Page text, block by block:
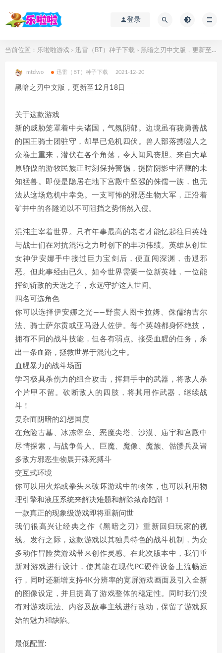
登录
当前位置： 乐啦啦游戏 > 迅雷（BT）种子下载 > 黑暗之刃中文版，更新至12月18日
mtdwo 迅雷（BT）种子下载 2021-12-20
黑暗之刃中文版，更新至12月18日
关于这款游戏
新的威胁笼罩着中央诸国，气氛阴郁。边境虽有骁勇善战
的国王骑士团驻守，却早已危机四伏。兽人部落携噬人之
众卷土重来，潜伏在各个角落，令人闻风丧胆。来自大草
原骄傲的游牧民族正时刻保持警惕，提防阴影中潜藏的未
知猛兽。即便是隐居在地下宫殿中坚强的侏儒一族，也无
法从这场危机中幸免。一支可怖的邪恶生物大军，正沿着
矿井中的各隧道以不可阻挡之势悄然入侵。
混沌主宰着世界。只有年事最高的老者才能忆起往日英雄
与战士们在对抗混沌之力时创下的丰功伟绩。英雄从创世
女神伊安娜手中接过巨力宝剑后，便直闯深渊，击退邪
恶。但此事经由已久。如今世界需要一位新英雄，一位能
挥剑斩敌的天选之子，永远守护这人世间。
四名可选角色
你可以选择伊安娜之光——野蛮人图卡拉姆、侏儒纳吉尔
法、骑士萨尔贡或亚马逊人佐伊。每个英雄都身怀绝技，
拥有不同的战斗技能，但各有弱点。接受血腥的任务，杀
出一条血路，拯救世界于混沌之中。
血腥暴力的战斗场面
学习极具杀伤力的组合攻击，挥舞手中的武器，将敌人杀
个片甲不留。砍断敌人的四肢，将其用作武器，继续战
斗！
复杂而阴暗的幻想国度
在危险古墓、冰冻堡垒、恶魔尖塔、沙漠、庙宇和宫殿中
尽情探索，与战争兽人、巨魔、魔像、魔族、骷髅兵及诸
多敌方邪恶生物展开殊死搏斗
交互式环境
你可以用火焰或拳头来破坏游戏中的物体，也可以利用物
理引擎和液压系统来解决难题和解除致命陷阱！
一款真正的现象级游戏即将重新问世
我们很高兴让经典之作《黑暗之刃》重新回归玩家的视
线。发行之际，这款游戏以其独具特色的战斗机制，为众
多动作冒险类游戏带来创作灵感。在此次版本中，我们重
新对游戏进行设计，使其能在现代PC硬件设备上流畅运
行，同时还新增支持4K分辨率的宽屏游戏画面及引入全新
的图像设定，并且提高了游戏整体的稳定性。同时我们没
有对游戏玩法、内容及故事主线进行改动，保留了游戏原
始的魅力和缺陷。
最低配置: